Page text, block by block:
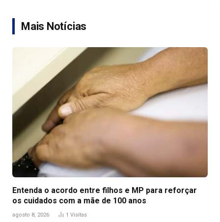
Mais Notícias
Entenda o acordo entre filhos e MP para reforçar
os cuidados com a mãe de 100 anos
agosto 8, 2026 1 Visitas